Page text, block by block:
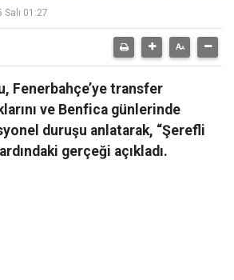
Salı 01:27
Fenerbahçe’ye transfer
ve Benfica günlerinde
duruşu anlatarak, “Şerefli
gerçeği açıkladı.